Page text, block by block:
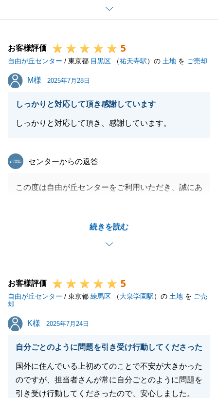
だからこそ、私がお手伝いさせて戴くお客様には、
「担当者さんが担当してくれて良かったです」と言っ
これでお付合いが終わりではなく、長いお付合いの第
一歩と考えております。
今後とも、何卒、宜しくお願いいたします。
閉じる
お客様評価 5
自由が丘センター / 東京都 目黒区 （祐天寺駅）の 土地 を ご売却
M様
M様 2025年7月28日
しっかりと対応して頂き感謝しています
しっかりと対応して頂き、感謝しています。
続きを読む
東急リバブル
センターからの返答
この度は自由が丘センターをご利用いただき、誠にあ
誠にありがとうございました。
今後も何か不動産につきまして、ご不明な点等ござい
今後ともどうぞ宜しくお願い申し上げます。
お客様評価 5
自由が丘センター / 東京都 練馬区 （大泉学園駅）の 土地 を ご売
却
K様
K様 2025年7月24日
自分ごとのように問題を引き受け行動してくださった
国外に住んでいる上初めてのことで不安が大きかった
のですが、担当者さんが常に自分ごとのように問題を
引き受け行動してくださったので、安心しました。